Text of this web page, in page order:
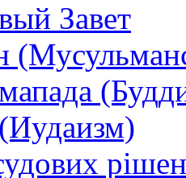
Завет